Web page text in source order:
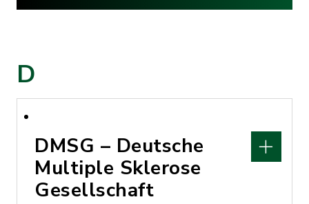
D
DMSG – Deutsche
Multiple Sklerose
Gesellschaft